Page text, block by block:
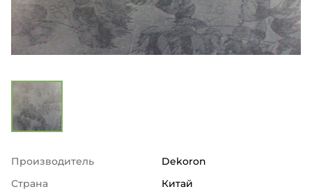
Производитель
Dekoron
Страна
Китай